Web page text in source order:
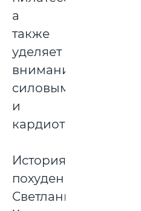
а
также
уделяет
внимание
силовым
и
кардиотренировкам.
История
похудения
Светланы